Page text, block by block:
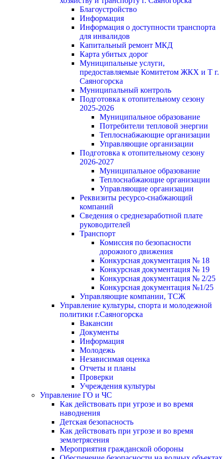
Благоустройство
Информация
Информация о доступности транспорта
для инвалидов
Капитальный ремонт МКД
Карта убитых дорог
Муниципальные услуги,
предоставляемые Комитетом ЖКХ и Т г.
Саяногорска
Муниципальный контроль
Подготовка к отопительному сезону
2025-2026
Муниципальное образование
Потребители тепловой энергии
Теплоснабжающие организации
Управляющие организации
Подготовка к отопительному сезону
2026-2027
Муниципальное образование
Теплоснабжающие организации
Управляющие организации
Реквизиты ресурсо-снабжающий
компаний
Сведения о среднезаработной плате
руководителей
Транспорт
Комиссия по безопасности
дорожного движения
Конкурсная документация № 18
Конкурсная документация № 19
Конкурсная документация № 2/25
Конкурсная документация №1/25
Управляющие компании, ТСЖ
Управление культуры, спорта и молодежной
политики г.Саяногорска
Вакансии
Документы
Информация
Молодежь
Независимая оценка
Отчеты и планы
Проверки
Учреждения культуры
Управление ГО и ЧС
Как действовать при угрозе и во время
наводнения
Детская безопасность
Как действовать при угрозе и во время
землетрясения
Мероприятия гражданской обороны